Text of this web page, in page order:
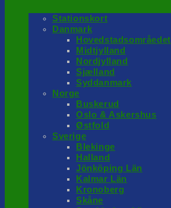
Stationskort
Danmark
Hovedstadsområedet
Midtjylland
Nordjylland
Sjælland
Syddanmark
Norge
Buskerud
Oslo & Askershus
Østfold
Sverige
Blekinge
Halland
Jönköping Län
Kalmar Län
Kronoberg
Skåne